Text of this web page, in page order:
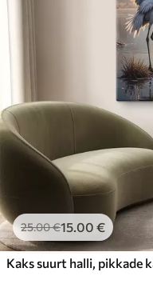
25.00€15.00 €